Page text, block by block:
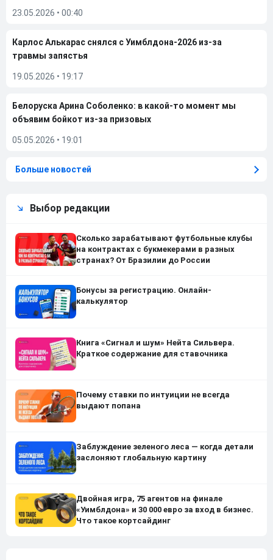
23.05.2026 • 00:40
Карлос Алькарас снялся с Уимблдона-2026 из-за
травмы запястья
19.05.2026 • 19:17
Белоруска Арина Соболенко: в какой-то момент мы
объявим бойкот из-за призовых
05.05.2026 • 19:01
Больше новостей
Выбор редакции
Сколько зарабатывают футбольные клубы
на контрактах с букмекерами в разных
странах? От Бразилии до России
Бонусы за регистрацию. Онлайн-
калькулятор
Книга «Сигнал и шум» Нейта Сильвера.
Краткое содержание для ставочника
Почему ставки по интуиции не всегда
выдают попана
Заблуждение зеленого леса — когда детали
заслоняют глобальную картину
Двойная игра, 75 агентов на финале
«Уимблдона» и 30 000 евро за вход в бизнес.
Что такое кортсайдинг